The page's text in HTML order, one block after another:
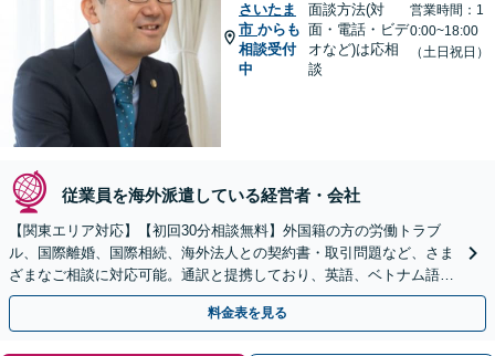
さいたま
市 からも
相談受付
中
面談方法(対
面・電話・ビデ
オなど)は応相
談
営業時間：1
0:00~18:00
（土日祝日）
従業員を海外派遣している経営者・会社
【関東エリア対応】【初回30分相談無料】外国籍の方の労働トラブ
ル、国際離婚、国際相続、海外法人との契約書・取引問題など、さま
ざまなご相談に対応可能。通訳と提携しており、英語、ベトナム語、
中国語、タイ語等対応可能です（通訳料別途）。
料金表を見る